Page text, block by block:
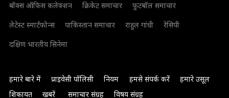
बॉक्स ऑफिस कलेक्शन
क्रिकेट समाचार
फुटबॉल समाचार
लेटेस्ट स्मार्टफोन्स
पाकिस्तान समाचार राहुल गांधी
रेसिपी
दक्षिण भारतीय सिनेमा
हमारे बारे में प्राइवेसी पॉलिसी नियम हमसे संपर्क करें
हमारे उसूल
शिकायत
खबरें समाचार संग्रह विषय संग्रह